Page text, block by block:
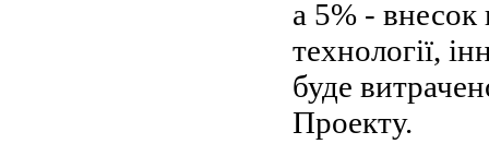
а 5% - внесок
технології,
буде
Проекту.